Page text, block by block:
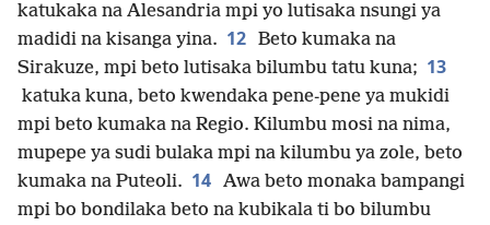
katukaka na Alesandria mpi yo lutisaka nsungi ya
madidi na kisanga yina. 12 Beto kumaka na
Sirakuze, mpi beto lutisaka bilumbu tatu kuna; 13
katuka kuna, beto kwendaka pene-pene ya mukidi
mpi beto kumaka na Regio. Kilumbu mosi na nima,
mupepe ya sudi bulaka mpi na kilumbu ya zole, beto
kumaka na Puteoli. 14 Awa beto monaka bampangi
mpi bo bondilaka beto na kubikala ti bo bilumbu